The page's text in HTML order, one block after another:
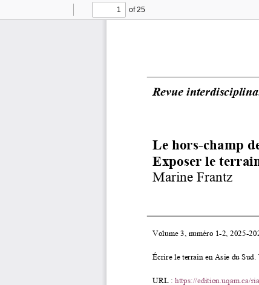
Previous
Next
of 25
Revue
Le hors-champ
Exposer le
Marine Frantz
Volume 3 numéro 1-2 , 2025-20
Écrire le terrain en Asie du
URL : https://edition.uqam.ca/